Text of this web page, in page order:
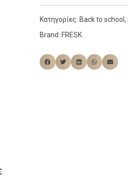
Κατηγορίες: Back to school ,
Brand: FRESK